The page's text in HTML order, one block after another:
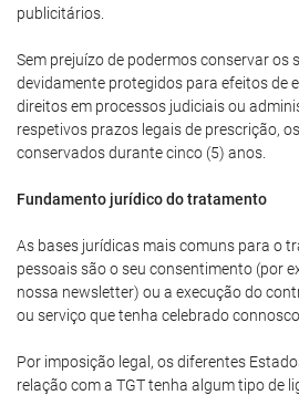
publicitários.
Sem prejuízo de podermos conservar os
devidamente protegidos para efeitos de
direitos em processos judiciais ou
respetivos prazos legais de prescrição,
conservados durante cinco (5) anos.
Fundamento jurídico do tratamento
As bases jurídicas mais comuns para o
pessoais são o seu consentimento (por
nossa newsletter) ou a execução do
ou serviço que tenha celebrado connosco.
Por imposição legal, os diferentes
relação com a TGT tenha algum tipo de